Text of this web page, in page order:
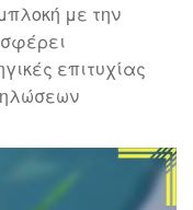
με την
επιτυχίας